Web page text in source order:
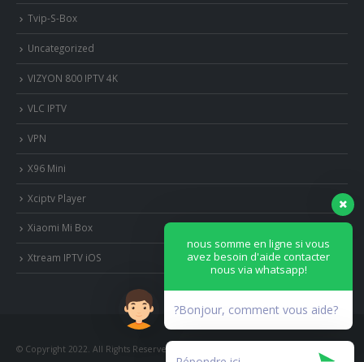
Tvip-S-Box
Uncategorized
VIZYON 800 IPTV 4K
VLC IPTV
VPN
X96 Mini
Xciptv Player
Xiaomi Mi Box
Xtream IPTV iOS
© Copyright 2022. All Rights Reserved.
nous somme en ligne si vous
avez besoin d'aide contacter
nous via whatsapp!
?Bonjour, comment vous aide?